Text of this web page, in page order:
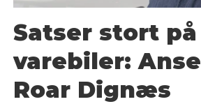
Satser stort
varebiler:
Roar Dignæs